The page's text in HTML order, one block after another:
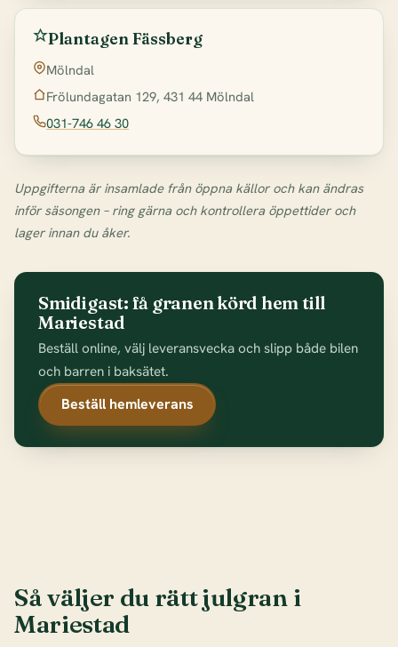
Plantagen Fässberg
Mölndal
Frölundagatan 129, 431 44 Mölndal
031-746 46 30
Uppgifterna är insamlade från öppna källor och kan ändras
inför säsongen – ring gärna och kontrollera öppettider och
lager innan du åker.
Smidigast: få granen körd hem till
Mariestad
Beställ online, välj leveransvecka och slipp både bilen
och barren i baksätet.
Beställ hemleverans
Så väljer du rätt julgran i
Mariestad